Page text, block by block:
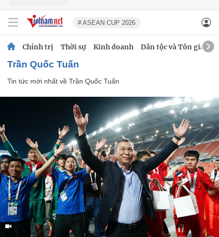
# ASEAN CUP 2026
Chính trị Thời sự Kinh doanh Dân tộc và Tôn giáo
Trần Quốc Tuấn
Tin tức mới nhất về Trần Quốc Tuấn